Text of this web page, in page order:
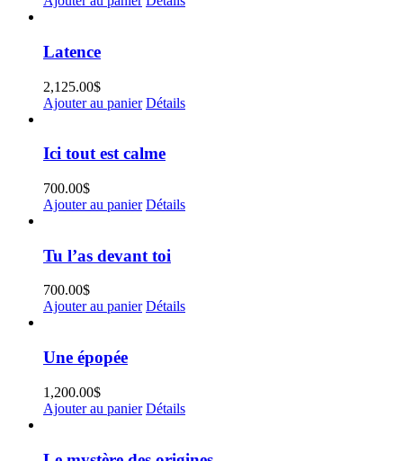
Latence
2,125.00$
Ajouter au panier Détails
Ici tout est calme
700.00$
Ajouter au panier Détails
Tu l’as devant toi
700.00$
Ajouter au panier Détails
Une épopée
1,200.00$
Ajouter au panier Détails